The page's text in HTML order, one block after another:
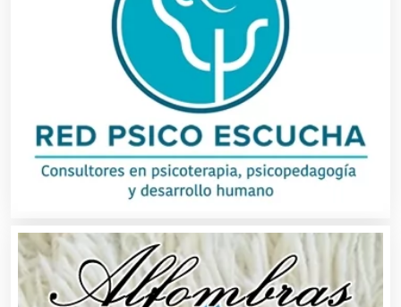
Cancelería de Aluminio
Capacitación
Carnicerías
Carpinterías
Centros Comerciales